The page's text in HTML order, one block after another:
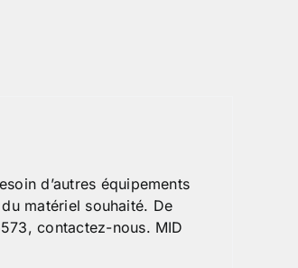
d’autres équipements
matériel souhaité. De
contactez-nous. MID